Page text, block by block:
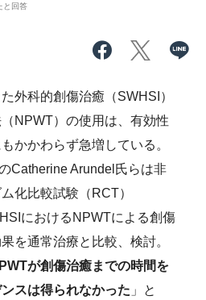
と回答
外科的創傷治癒（SWHSI）
NPWT）の使用は、有効性
かかわらず急増している。
Catherine Arundel氏らは非
化比較試験（RCT）
におけるNPWTによる創傷
を通常治療と比較、検討。
が創傷治癒までの時間を
スは得られなかった 」と